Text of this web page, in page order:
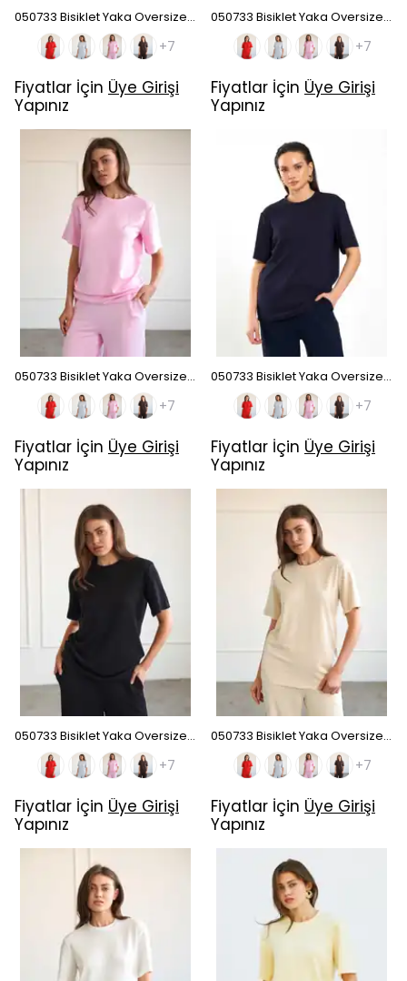
050733 Bisiklet Yaka Oversize T-Shirt - Kırmızı
+7
Fiyatlar İçin Üye Girişi
Yapınız
050733 Bisiklet Yaka Oversize T-Shirt - Bebe Mavi
+7
Fiyatlar İçin Üye Girişi
Yapınız
050733 Bisiklet Yaka Oversize T-Shirt - Koyu Pembe
+7
Fiyatlar İçin Üye Girişi
Yapınız
050733 Bisiklet Yaka Oversize T-Shirt - Lacivert
+7
Fiyatlar İçin Üye Girişi
Yapınız
050733 Bisiklet Yaka Oversize T-Shirt - Siyah
+7
Fiyatlar İçin Üye Girişi
Yapınız
050733 Bisiklet Yaka Oversize T-Shirt - Bej
+7
Fiyatlar İçin Üye Girişi
Yapınız